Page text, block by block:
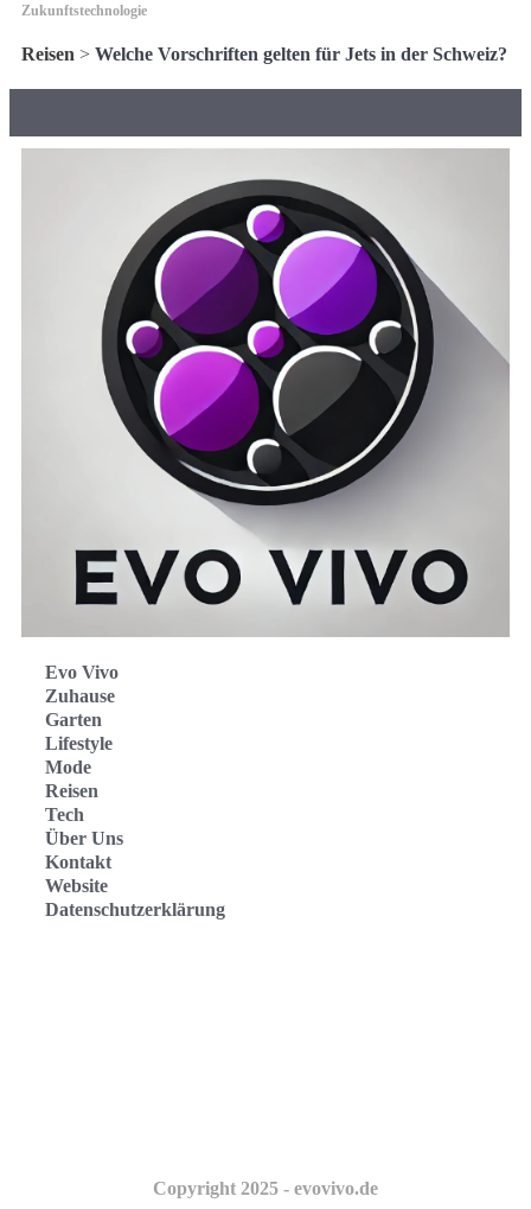
Zukunftstechnologie
Reisen > Welche Vorschriften gelten für Jets in der Schweiz?
Evo Vivo
Zuhause
Garten
Lifestyle
Mode
Reisen
Tech
Über Uns
Kontakt
Website
Datenschutzerklärung
Copyright 2025 - evovivo.de